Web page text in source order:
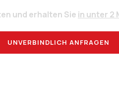
und erhalten Sie in unter 2
UNVERBINDLICH ANFRAGEN